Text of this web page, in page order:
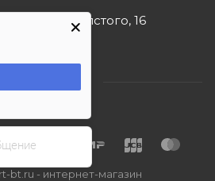
ул. Льва Толстого, 16
bt.ru - интернет-магазин